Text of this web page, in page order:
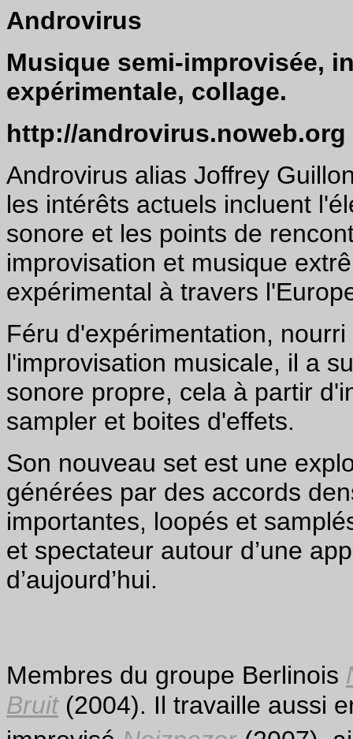
Androvirus
Musique semi-improvisée,
expérimentale, collage.
http://androvirus.noweb.org
Androvirus alias Joffrey
les intérêts actuels incluent
sonore et les points de
improvisation et musique
expérimental à travers
Féru d'expérimentation,
l'improvisation musicale, il a
sonore propre, cela à partir
sampler et boites d'effets.
Son nouveau set est une
générées par des accords
importantes, loopés et
et spectateur autour d’une
d’aujourd’hui.
Membres du groupe Berlinois
Bruit (2004). Il travaille aussi